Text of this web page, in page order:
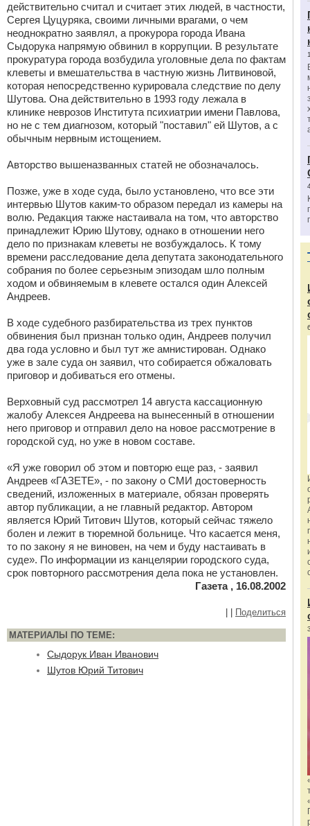
действительно считал и считает этих людей, в частности,
Сергея Цуцуряка, своими личными врагами, о чем
неоднократно заявлял, а прокурора города Ивана
Сыдорука напрямую обвинил в коррупции. В результате
прокуратура города возбудила уголовные дела по фактам
клеветы и вмешательства в частную жизнь Литвиновой,
которая непосредственно курировала следствие по делу
Шутова. Она действительно в 1993 году лежала в
клинике неврозов Института психиатрии имени Павлова,
но не с тем диагнозом, который "поставил" ей Шутов, а с
обычным нервным истощением.
Авторство вышеназванных статей не обозначалось.
Позже, уже в ходе суда, было установлено, что все эти
интервью Шутов каким-то образом передал из камеры на
волю. Редакция также настаивала на том, что авторство
принадлежит Юрию Шутову, однако в отношении него
дело по признакам клеветы не возбуждалось. К тому
времени расследование дела депутата законодательного
собрания по более серьезным эпизодам шло полным
ходом и обвиняемым в клевете остался один Алексей
Андреев.
В ходе судебного разбирательства из трех пунктов
обвинения был признан только один, Андреев получил
два года условно и был тут же амнистирован. Однако
уже в зале суда он заявил, что собирается обжаловать
приговор и добиваться его отмены.
Верховный суд рассмотрел 14 августа кассационную
жалобу Алексея Андреева на вынесенный в отношении
него приговор и отправил дело на новое рассмотрение в
городской суд, но уже в новом составе.
«Я уже говорил об этом и повторю еще раз, - заявил
Андреев «ГАЗЕТЕ», - по закону о СМИ достоверность
сведений, изложенных в материале, обязан проверять
автор публикации, а не главный редактор. Автором
является Юрий Титович Шутов, который сейчас тяжело
болен и лежит в тюремной больнице. Что касается меня,
то по закону я не виновен, на чем и буду настаивать в
суде». По информации из канцелярии городского суда,
срок повторного рассмотрения дела пока не установлен.
Газета , 16.08.2002
Поделиться
МАТЕРИАЛЫ ПО ТЕМЕ:
Сыдорук Иван Иванович
Шутов Юрий Титович